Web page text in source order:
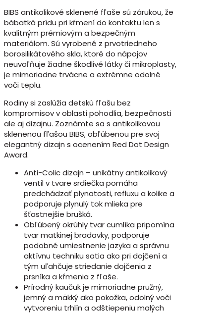
BIBS antikolikové sklenené fľaše sú zárukou, že
bábätká prídu pri kŕmení do kontaktu len s
kvalitným prémiovým a bezpečným
materiálom. Sú vyrobené z prvotriedneho
borosilikátového skla, ktoré do nápojov
neuvoľňuje žiadne škodlivé látky či mikroplasty,
je mimoriadne trvácne a extrémne odolné
voči teplu.
Rodiny si zaslúžia detskú fľašu bez
kompromisov v oblasti pohodlia, bezpečnosti
ale aj dizajnu. Zoznámte sa s antikolikovou
sklenenou fľašou BIBS, obľúbenou pre svoj
elegantný dizajn s ocenením Red Dot Design
Award.
Anti-Colic dizajn – unikátny antikolikový
ventil v tvare srdiečka pomáha
predchádzať plynatosti, refluxu a kolike a
podporuje plynulý tok mlieka pre
šťastnejšie brušká.
Obľúbený okrúhly tvar cumlíka pripomína
tvar matkinej bradavky, podporuje
podobné umiestnenie jazyka a správnu
aktívnu techniku satia ako pri dojčení a
tým uľahčuje striedanie dojčenia z
prsníka a kŕmenia z fľaše.
Prírodný kaučuk je mimoriadne pružný,
jemný a mäkký ako pokožka, odolný voči
vytvoreniu trhlín a odštiepeniu malých